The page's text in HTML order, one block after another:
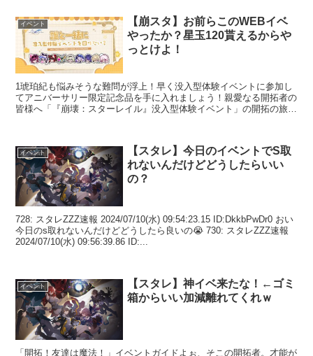
イベント
【崩スタ】お前らこのWEBイベ
やったか？星玉120貰えるからや
っとけよ！
1琥珀紀も悩みそうな難問が浮上！早く没入型体験イベントに参加し
てアニバーサリー限定記念品を手に入れましょう！親愛なる開拓者の
皆様へ「『崩壊：スターレイル』没入型体験イベント」の開拓の旅に
イベント
【スタレ】今日のイベントでS取
れないんだけどどうしたらいい
の？
728: スタレZZZ速報 2024/07/10(水) 09:54:23.15 ID:DkkbPwDr0 おい
今日のs取れないんだけどどうしたら良いの😭 730: スタレZZZ速報
2024/07/10(水) 09:56:39.86 ID:...
イベント
【スタレ】神イベ来たな！←ゴミ
箱からいい加減離れてくれｗ
「開拓！友達は魔法！」イベントガイドよぉ、そこの開拓者。才能が